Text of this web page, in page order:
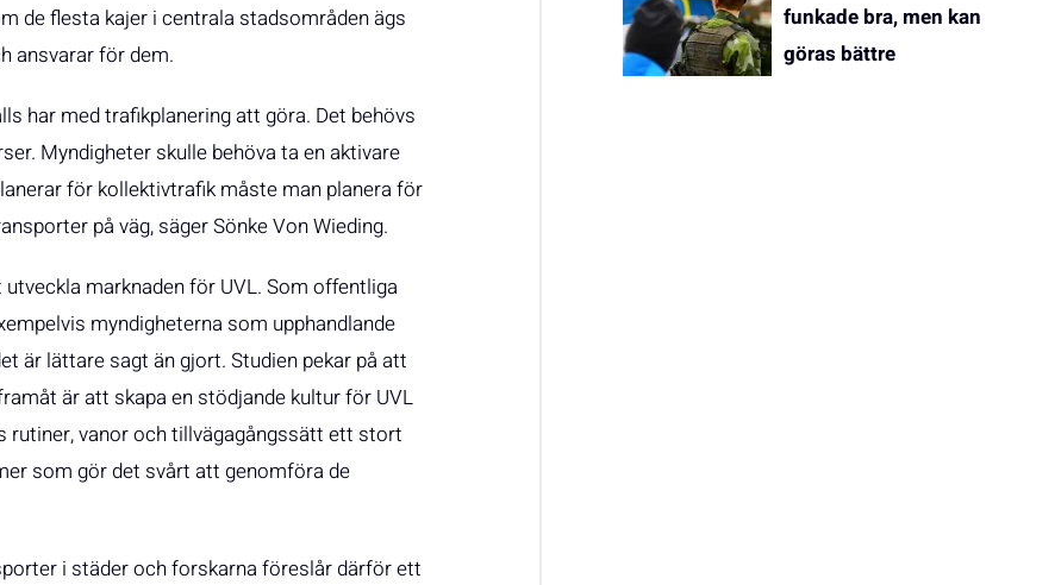
de flesta kajer i centrala stadsområden ägs
ansvarar för dem.
har med trafikplanering att göra. Det behövs
Myndigheter skulle behöva ta en aktivare
för kollektivtrafik måste man planera för
på väg, säger Sönke Von Wieding.
marknaden för UVL. Som offentliga
myndigheterna som upphandlande
är lättare sagt än gjort. Studien pekar på att
är att skapa en stödjande kultur för UVL
rutiner, vanor och tillvägagångssätt ett stort
som gör det svårt att genomföra de
i städer och forskarna föreslår därför ett
funkade bra, men kan
göras bättre